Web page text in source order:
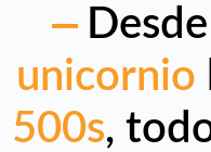
unicornio
500s,